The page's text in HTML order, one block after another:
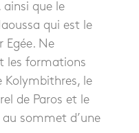
ainsi que le
qui est le
Egée. Ne
les formations
Kolymbithres, le
de Paros et le
au sommet d’une